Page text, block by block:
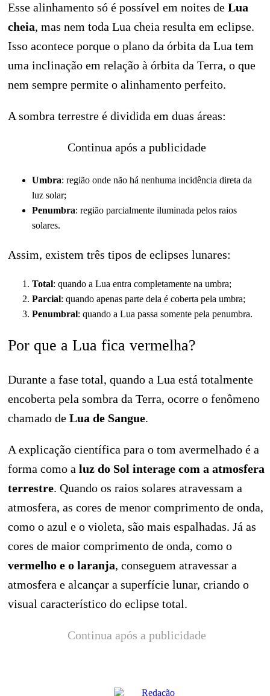
Esse alinhamento só é possível em noites de Lua
cheia, mas nem toda Lua cheia resulta em eclipse.
Isso acontece porque o plano da órbita da Lua tem
uma inclinação em relação à órbita da Terra, o que
nem sempre permite o alinhamento perfeito.
A sombra terrestre é dividida em duas áreas:
Continua após a publicidade
Umbra: região onde não há nenhuma incidência direta da
luz solar;
Penumbra: região parcialmente iluminada pelos raios
solares.
Assim, existem três tipos de eclipses lunares:
Total: quando a Lua entra completamente na umbra;
Parcial: quando apenas parte dela é coberta pela umbra;
Penumbral: quando a Lua passa somente pela penumbra.
Por que a Lua fica vermelha?
Durante a fase total, quando a Lua está totalmente
encoberta pela sombra da Terra, ocorre o fenômeno
chamado de Lua de Sangue.
A explicação científica para o tom avermelhado é a
forma como a luz do Sol interage com a atmosfera
terrestre. Quando os raios solares atravessam a
atmosfera, as cores de menor comprimento de onda,
como o azul e o violeta, são mais espalhadas. Já as
cores de maior comprimento de onda, como o
vermelho e o laranja, conseguem atravessar a
atmosfera e alcançar a superfície lunar, criando o
visual característico do eclipse total.
Continua após a publicidade